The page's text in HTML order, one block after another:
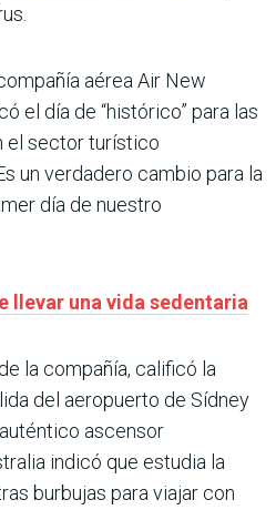
aérea Air New
el día de “histórico” para las
el sector turístico
un verdadero cambio para la
día de nuestro
llevar una vida sedentaria
la compañía, calificó la
del aeropuerto de Sídney
auténtico ascensor
indicó que estudia la
burbujas para viajar con